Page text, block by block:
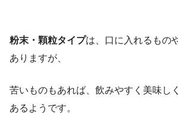
粉末・顆粒タイプは、口に入れるもの
ありますが、
苦いものもあれば、飲みやすく美味し
あるようです。